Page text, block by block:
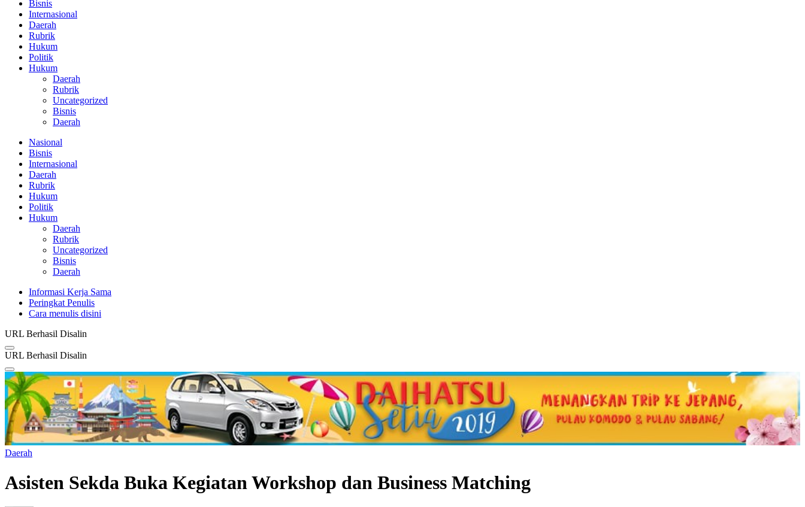
Bisnis
Internasional
Daerah
Rubrik
Hukum
Politik
Hukum
Daerah
Rubrik
Uncategorized
Bisnis
Daerah
Nasional
Bisnis
Internasional
Daerah
Rubrik
Hukum
Politik
Hukum
Daerah
Rubrik
Uncategorized
Bisnis
Daerah
Informasi Kerja Sama
Peringkat Penulis
Cara menulis disini
URL Berhasil Disalin
URL Berhasil Disalin
Daerah
Asisten Sekda Buka Kegiatan Workshop dan Business Matching